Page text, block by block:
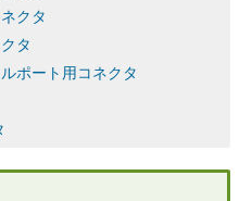
クタ
タ
ポート用コネクタ